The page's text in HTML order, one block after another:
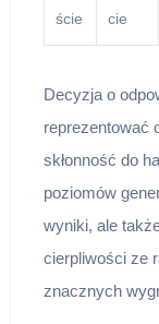
ście
cie
Decyzja o
reprezentować
skłonność do
poziomów
wyniki, ale
cierpliwości ze
znacznych